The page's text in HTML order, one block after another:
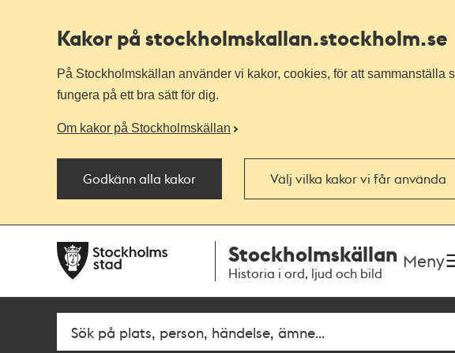
Kakor på stockholmskallan.stockholm.se
På Stockholmskällan använder vi kakor, cookies, för att sammanställa
fungera på ett bra sätt för dig.
Om kakor på Stockholmskällan
Godkänn alla kakor Välj vilka kakor vi får använda
navigationen
huvudinnehållet
Stockholmskällan
Historia i ord, ljud och bild
Meny
SökFritextsök